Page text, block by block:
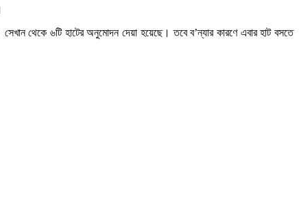
থেকে ৬টি হাটের অনুমোদন দেয়া হয়েছে। তবে ব’ন্যার কারণে এবার হাট বসতে